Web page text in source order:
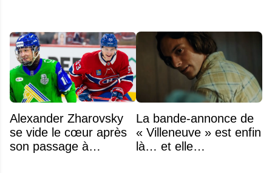
Alexander Zharovsky
se vide le cœur après
son passage à
La bande-annonce de
« Villeneuve » est enfin
là… et elle